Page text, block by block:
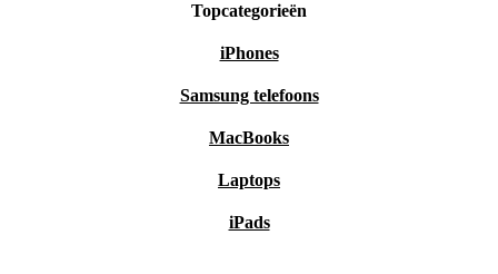
Topcategorieën
iPhones
Samsung telefoons
MacBooks
Laptops
iPads